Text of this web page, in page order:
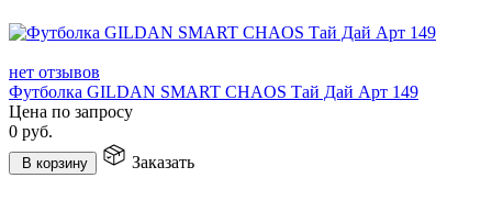
нет отзывов
Футболка GILDAN SMART CHAOS Тай Дай Арт 149
Цена по запросу
0 руб.
В корзину Заказать